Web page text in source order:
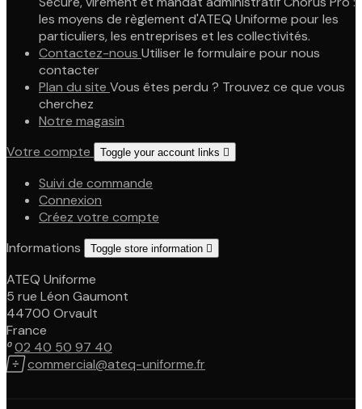
les moyens de règlement d'ATEQ Uniforme pour les
particuliers, les entreprises et les collectivités.
Contactez-nous Utiliser le formulaire pour nous
contacter
Plan du site Vous êtes perdu ? Trouvez ce que vous
cherchez
Notre magasin
Votre compte
Toggle your account links 
Suivi de commande
Connexion
Créez votre compte
Informations
Toggle store information 
ATEQ Uniforme
5 rue Léon Gaumont
44700 Orvault
France
02 40 50 97 40
commercial@ateq-uniforme.fr